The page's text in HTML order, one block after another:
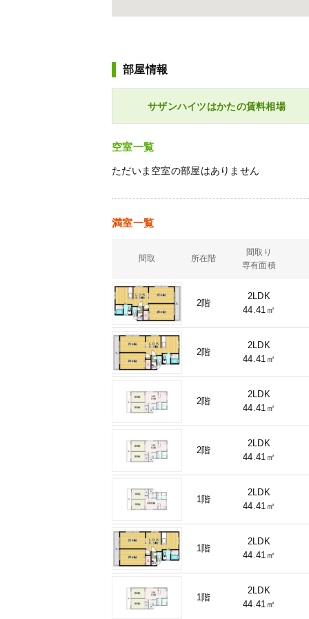
部屋情報
サザンハイツはかたの賃料相場
空室一覧
ただいま空室の部屋はありません
満室一覧
間取 所在階
間取り
専有面積
2階
2LDK
44.41㎡
2階
2LDK
44.41㎡
2階
2LDK
44.41㎡
2階
2LDK
44.41㎡
1階
2LDK
44.41㎡
1階
2LDK
44.41㎡
1階
2LDK
44.41㎡